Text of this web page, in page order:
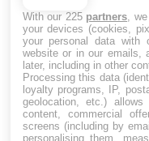
With our 225 partners ,
your devices (cookies,
your personal data with
website or in our emails,
later, including in other
Processing this data
loyalty programs, IP,
geolocation, etc.)
content, commercial
screens (including by
personalising them,